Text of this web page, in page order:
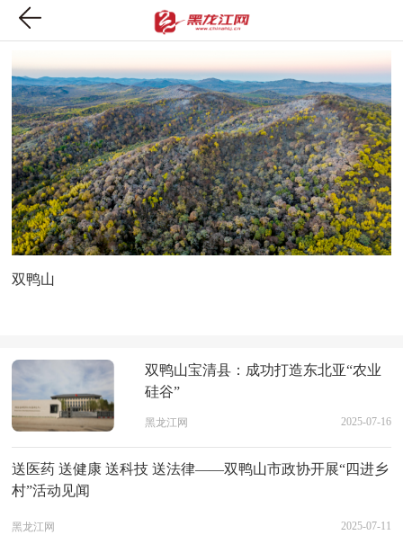
双鸭山
双鸭山宝清县：成功打造东北亚“农业
硅谷”
黑龙江网 2025-07-16
送医药 送健康 送科技 送法律——双鸭山市政协开展“四进乡
村”活动见闻
黑龙江网 2025-07-11